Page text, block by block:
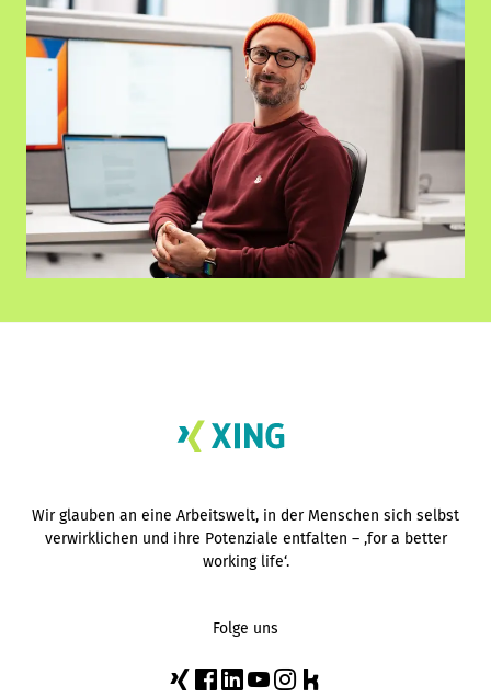
Wir glauben an eine Arbeitswelt, in der Menschen sich selbst
verwirklichen und ihre Potenziale entfalten – ‚for a better
working life‘.
Folge uns